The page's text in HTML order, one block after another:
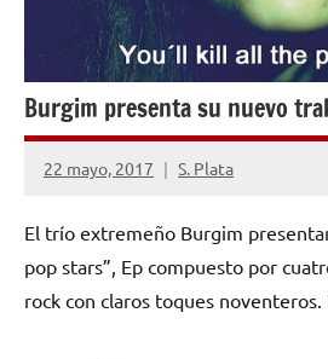
Burgim presenta su nuevo
22 mayo, 2017 S. Plata
No
comentarios
El trío extremeño Burgim
pop stars”, Ep compuesto por
rock con claros toques